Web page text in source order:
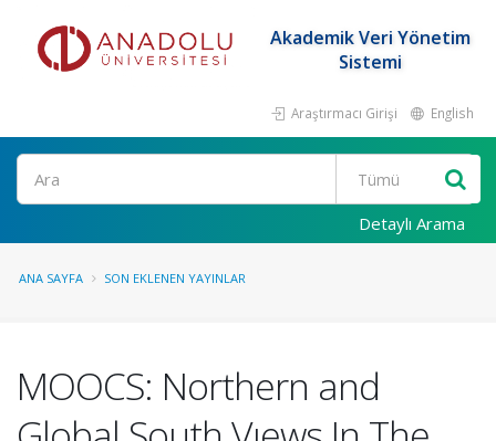
Akademik Veri Yönetim
Sistemi
Araştırmacı Girişi English
Ara
Detaylı Arama
ANA SAYFA SON EKLENEN YAYINLAR
MOOCS: Northern and